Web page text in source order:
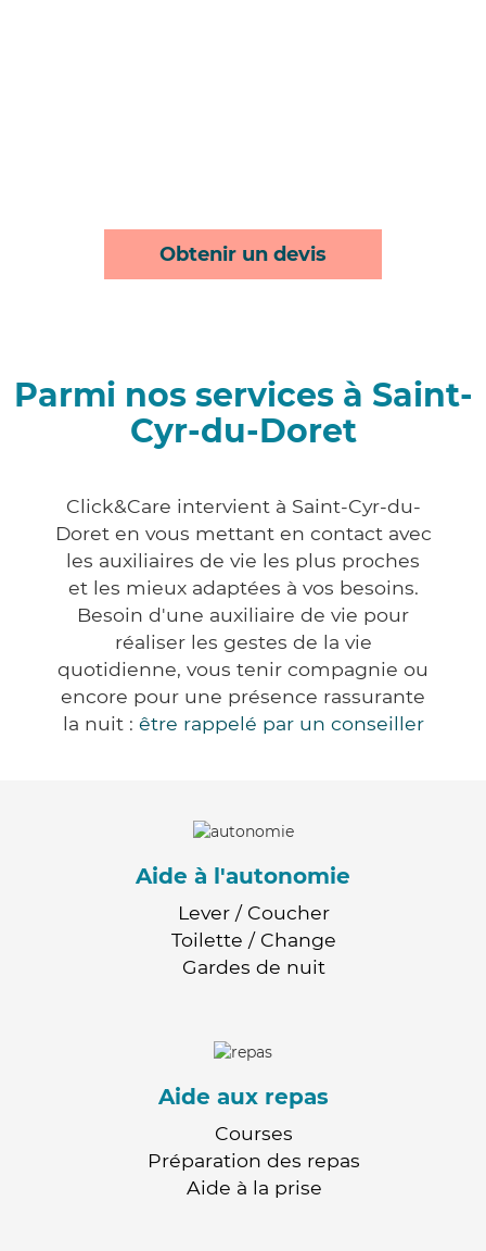
Obtenir un devis
Parmi nos services à Saint-
Cyr-du-Doret
Click&Care intervient à Saint-Cyr-du-
Doret en vous mettant en contact avec
les auxiliaires de vie les plus proches
et les mieux adaptées à vos besoins.
Besoin d'une auxiliaire de vie pour
réaliser les gestes de la vie
quotidienne, vous tenir compagnie ou
encore pour une présence rassurante
la nuit : être rappelé par un conseiller
Aide à l'autonomie
Lever / Coucher
Toilette / Change
Gardes de nuit
Aide aux repas
Courses
Préparation des repas
Aide à la prise